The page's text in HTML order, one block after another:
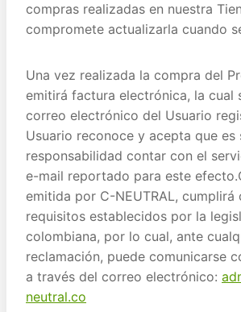
compras realizadas en nuestra
compromete actualizarla cuando
Una vez realizada la compra del
emitirá factura electrónica, la cual
correo electrónico del Usuario
Usuario reconoce y acepta que es
responsabilidad contar con el
e-mail reportado para este
emitida por C-NEUTRAL, cumplirá
requisitos establecidos por la
colombiana, por lo cual, ante
reclamación, puede comunicarse
a través del correo electrónico:
neutral.co